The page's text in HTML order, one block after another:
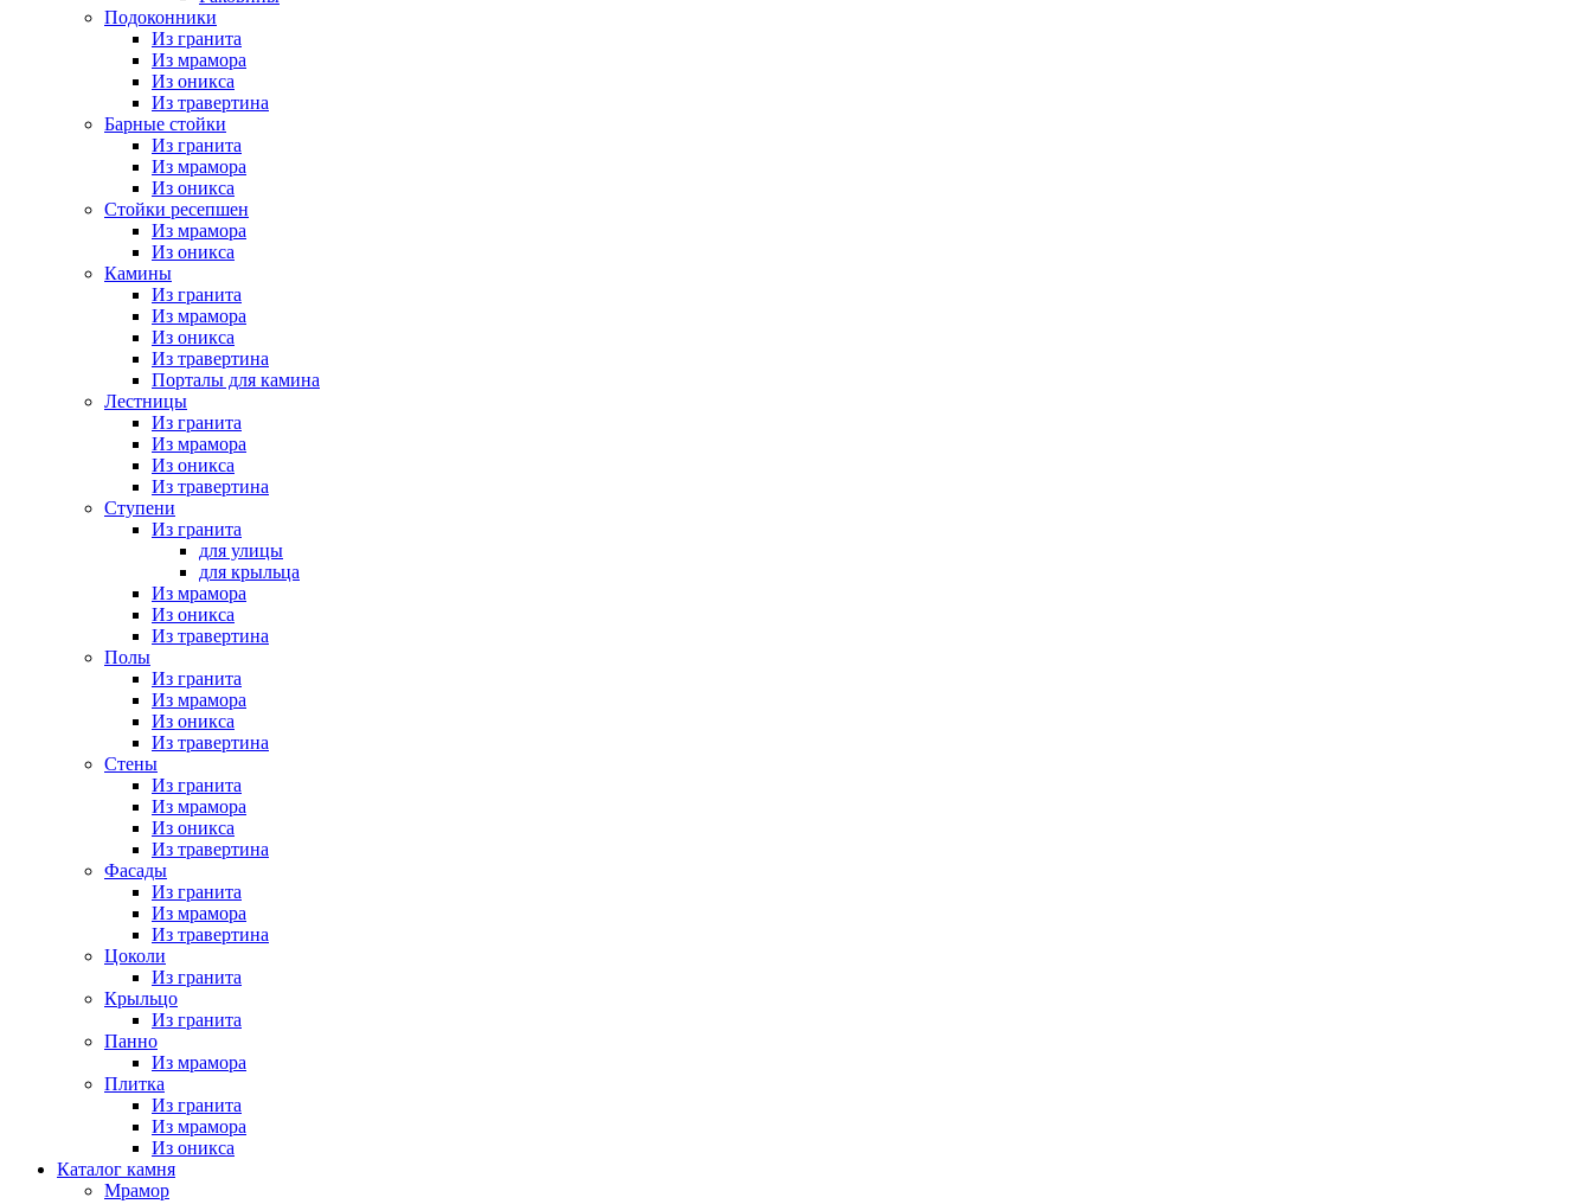
Подоконники
Из гранита
Из мрамора
Из оникса
Из травертина
Барные стойки
Из гранита
Из мрамора
Из оникса
Стойки ресепшен
Из мрамора
Из оникса
Камины
Из гранита
Из мрамора
Из оникса
Из травертина
Порталы для камина
Лестницы
Из гранита
Из мрамора
Из оникса
Из травертина
Ступени
Из гранита
для улицы
для крыльца
Из мрамора
Из оникса
Из травертина
Полы
Из гранита
Из мрамора
Из оникса
Из травертина
Стены
Из гранита
Из мрамора
Из оникса
Из травертина
Фасады
Из гранита
Из мрамора
Из травертина
Цоколи
Из гранита
Крыльцо
Из гранита
Панно
Из мрамора
Плитка
Из гранита
Из мрамора
Из оникса
Каталог камня
Мрамор